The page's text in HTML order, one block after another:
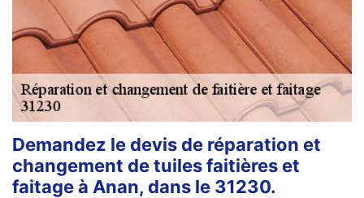
Demandez le devis de réparation et
changement de tuiles faitières et
faitage à Anan, dans le 31230.